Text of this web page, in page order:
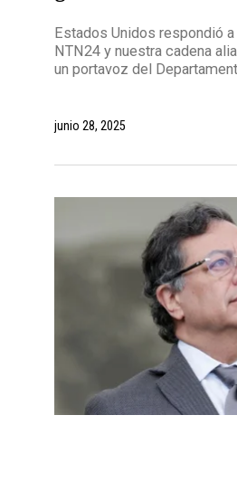
Estados Unidos respondió
NTN24 y nuestra cadena
un portavoz del
junio 28, 2025